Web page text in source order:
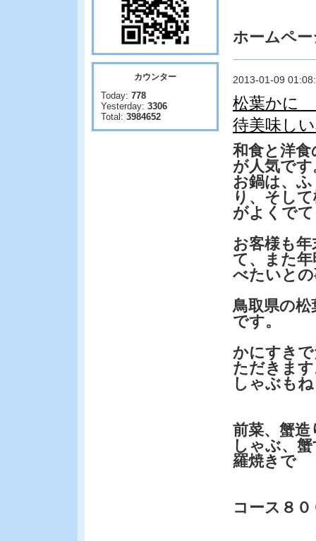
ホームペ
2013-01-09
松葉かに
待美味し
和食と洋
が人気です
お鍋は、
り、そし
がよくで
お客様も年
て、また
べたいと
鳥取県の松
です。
かにすき
ただきま
しゃぶもね
前菜、蟹造
しゃぶ、
羅焼きで
コース８
カウンター
Today: 778
Yesterday: 3306
Total: 3984652